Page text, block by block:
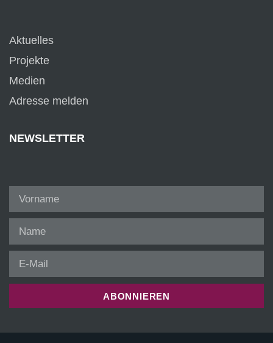
Aktuelles
Projekte
Medien
Adresse melden
NEWSLETTER
ABONNIEREN